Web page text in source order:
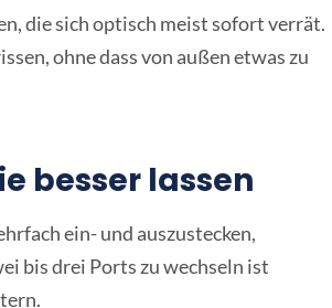
die sich optisch meist sofort verrät.
ohne dass von außen etwas zu
besser lassen
ein- und auszustecken,
bis drei Ports zu wechseln ist